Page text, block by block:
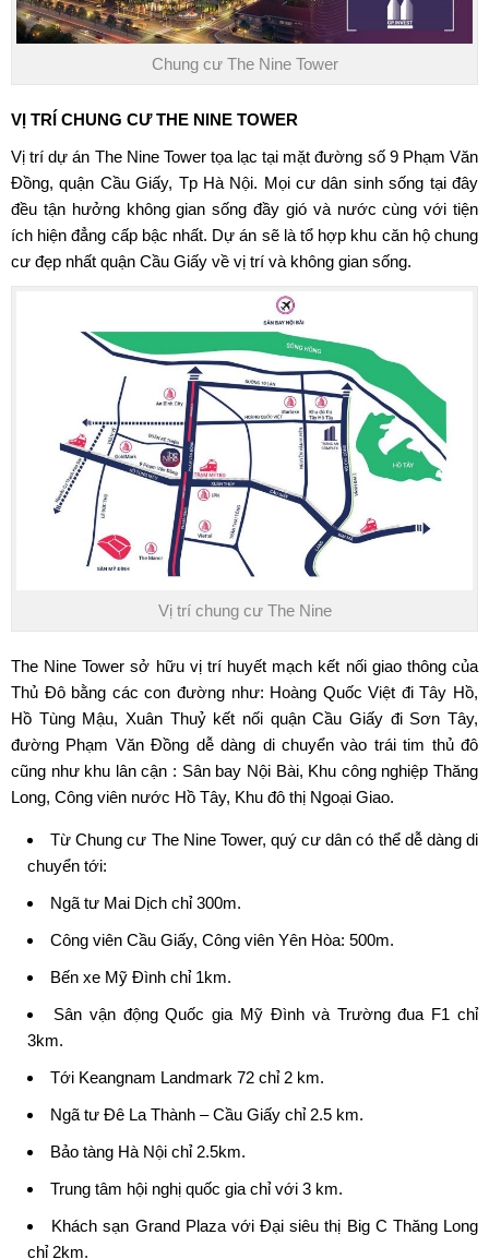
Chung cư The Nine Tower
VỊ TRÍ CHUNG CƯ THE NINE TOWER
Vị trídự án The Nine Tower tọa lạc tại mặt đường số 9 Phạm Văn
Đồng, quận Cầu Giấy, Tp Hà Nội. Mọi cư dân sinh sống tại đây
đều tận hưởng không gian sống đầy gió và nước cùng với tiện
ích hiện đẳng cấp bậc nhất. Dự án sẽ là tổ hợp khu căn hộ chung
cư đẹp nhất quận Cầu Giấy về vị trí và không gian sống.
Vị trí chung cư The Nine
The Nine Tower sở hữu vị trí huyết mạch kết nối giao thông của
Thủ Đô bằng các con đường như: Hoàng Quốc Việt đi Tây Hồ,
Hồ Tùng Mậu, Xuân Thuỷ kết nối quận Cầu Giấy đi Sơn Tây,
đường Phạm Văn Đồng dễ dàng di chuyển vào trái tim thủ đô
cũng như khu lân cận : Sân bay Nội Bài, Khu công nghiệp Thăng
Long, Công viên nước Hồ Tây, Khu đô thị Ngoại Giao.
Từ Chung cư The Nine Tower, quý cư dân có thể dễ dàng di
chuyển tới:
Ngã tư Mai Dịch chỉ 300m.
Công viên Cầu Giấy, Công viên Yên Hòa: 500m.
Bến xe Mỹ Đình chỉ 1km.
Sân vận động Quốc gia Mỹ Đình và Trường đua F1 chỉ
3km.
Tới Keangnam Landmark 72 chỉ 2 km.
Ngã tư Đê La Thành – Cầu Giấy chỉ 2.5 km.
Bảo tàng Hà Nội chỉ 2.5km.
Trung tâm hội nghị quốc gia chỉ với 3 km.
Khách sạn Grand Plaza với Đại siêu thị Big C Thăng Long
chỉ 2km.